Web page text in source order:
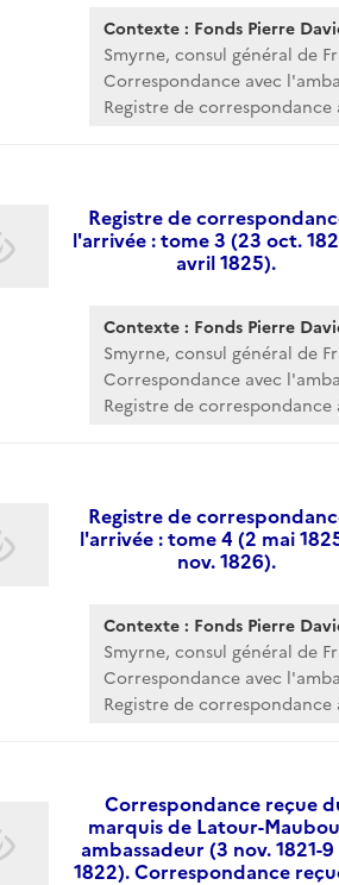
Contexte : Fonds Pierre
Smyrne, consul général de
Correspondance avec
Registre de correspondance
Registre de
l'arrivée : tome 3 (23 oct.
avril 1825).
Contexte : Fonds Pierre
Smyrne, consul général de
Correspondance avec
Registre de
Registre de
l'arrivée : tome 4 (2 mai
nov. 1826).
Contexte : Fonds Pierre
Smyrne, consul général de
Correspondance avec
Registre de
Correspondance reçue
marquis de Latour-
ambassadeur (3 nov. 1821-
1822). Correspondance